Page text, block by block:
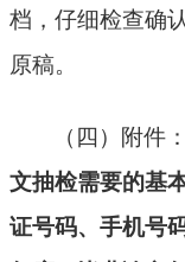
档，仔细检查确
原稿。
（四） 附件：
文抽检需要的基
证号码、手机号